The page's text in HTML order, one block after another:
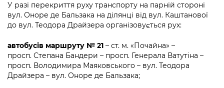
У разі перекриття руху транспорту на парній стороні
вул. Оноре де Бальзака на ділянці від вул. Каштанової
до вул. Теодора Драйзера організовується рух:
автобусів маршруту № 21 – ст. м. «Почайна» –
просп. Степана Бандери – просп. Генерала Ватутіна –
просп. Володимира Маяковського – вул. Теодора
Драйзера – вул. Оноре де Бальзака;